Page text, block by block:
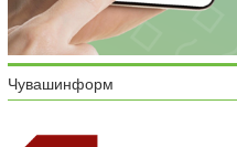
Чувашинформ